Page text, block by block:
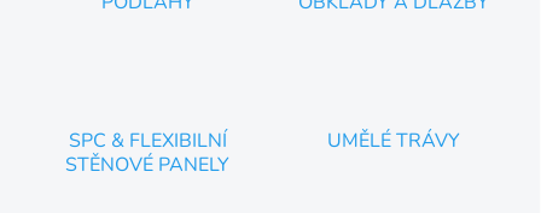
SPC & FLEXIBILNÍ
STĚNOVÉ PANELY
UMĚLÉ TRÁVY